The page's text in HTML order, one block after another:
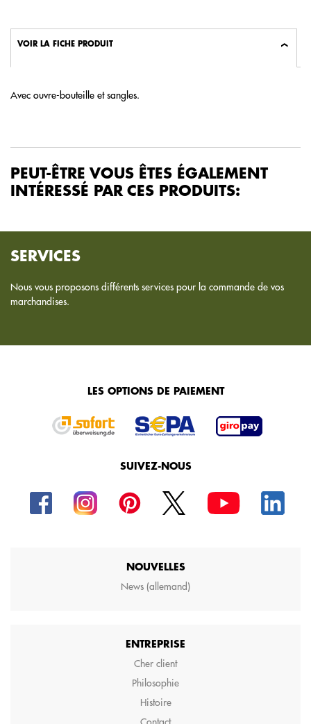
VOIR LA FICHE PRODUIT
Avec ouvre-bouteille et sangles.
PEUT-ÊTRE VOUS ÊTES ÉGALEMENT
INTÉRESSÉ PAR CES PRODUITS:
SERVICES
Nous vous proposons différents services pour la commande de vos
marchandises.
LES OPTIONS DE PAIEMENT
SUIVEZ-NOUS
NOUVELLES
News (allemand)
ENTREPRISE
Cher client
Philosophie
Histoire